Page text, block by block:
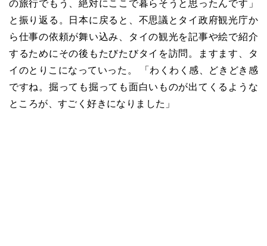
の旅行でもう、絶対にここで暮らそうと思ったんです」
と振り返る。日本に戻ると、不思議とタイ政府観光庁か
ら仕事の依頼が舞い込み、タイの観光を記事や絵で紹介
するためにその後もたびたびタイを訪問。ますます、タ
イのとりこになっていった。 「わくわく感、どきどき感
ですね。掘っても掘っても面白いものが出てくるような
ところが、すごく好きになりました」